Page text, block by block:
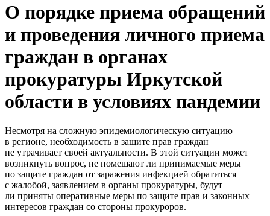
О порядке приема обращений
и проведения личного приема
граждан в органах
прокуратуры Иркутской
области в условиях пандемии
Несмотря на сложную эпидемиологическую ситуацию
в регионе, необходимость в защите прав граждан
не утрачивает своей актуальности. В этой ситуации может
возникнуть вопрос, не помешают ли принимаемые меры
по защите граждан от заражения инфекцией обратиться
с жалобой, заявлением в органы прокуратуры, будут
ли приняты оперативные меры по защите прав и законных
интересов граждан со стороны прокуроров.